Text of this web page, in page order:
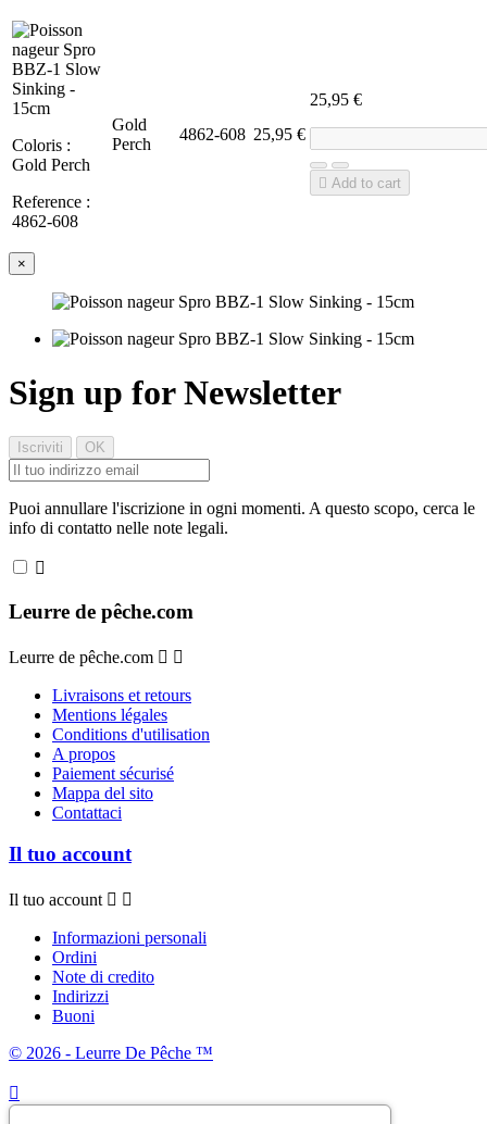
Coloris :
Gold Perch
Reference :
4862-608
Gold
Perch
4862-608 25,95 €
25,95 €
 Add to cart
×
Sign up for Newsletter
Puoi annullare l'iscrizione in ogni momenti. A questo scopo, cerca le
info di contatto nelle note legali.

Leurre de pêche.com
Leurre de pêche.com  
Livraisons et retours
Mentions légales
Conditions d'utilisation
A propos
Paiement sécurisé
Mappa del sito
Contattaci
Il tuo account
Il tuo account  
Informazioni personali
Ordini
Note di credito
Indirizzi
Buoni
© 2026 - Leurre De Pêche ™
